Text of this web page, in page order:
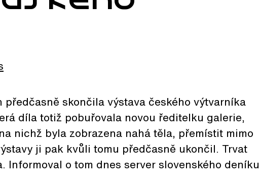
předčasně skončila výstava českého výtvarníka
díla totiž pobuřovala novou ředitelku galerie,
nichž byla zobrazena nahá těla, přemístit mimo
ji pak kvůli tomu předčasně ukončil. Trvat
Informoval o tom dnes server slovenského deníku